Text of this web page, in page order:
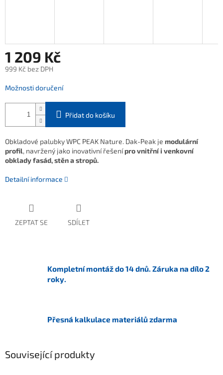
1 209 Kč
999 Kč bez DPH
cena:
Možnosti doručení
Přidat do košíku
Obkladové palubky WPC PEAK Nature. Dak-Peak je modulární
profil, navržený jako inovativní řešenípro vnitřní i venkovní
obklady fasád, stěn a stropů.
Detailní informace
ZEPTAT SE SDÍLET
Kompletní montáž do 14 dnů. Záruka na dílo 2
roky.
Přesná kalkulace materiálů zdarma
Související produkty